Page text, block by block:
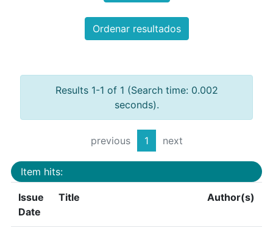
Ordenar resultados
Results 1-1 of 1 (Search time: 0.002
seconds).
previous 1 next
Item hits:
Issue
Date
Title Author(s)